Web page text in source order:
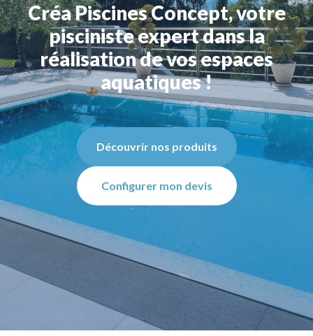
Créa Piscines Concept, votre
pisciniste expert dans la
réalisation de vos espaces
aquatiques !
Découvrir nos produits
Configurer mon devis